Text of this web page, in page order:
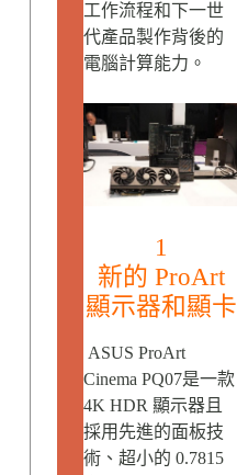
工作流程和下一世
代產品製作背後的
電腦計算能力。
1
新的 ProArt
顯示器和顯卡
ASUS ProArt
Cinema PQ07是一款
4K HDR 顯示器且
採用先進的面板技
術、超小的 0.7815